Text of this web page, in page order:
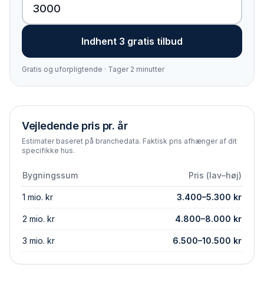
Indhent 3 gratis tilbud
Gratis og uforpligtende · Tager 2 minutter
Vejledende pris pr. år
Estimater baseret på branchedata. Faktisk pris afhænger af dit
specifikke hus.
Bygningssum Pris (lav–høj)
1 mio. kr 3.400–5.300 kr
2 mio. kr 4.800–8.000 kr
3 mio. kr 6.500–10.500 kr